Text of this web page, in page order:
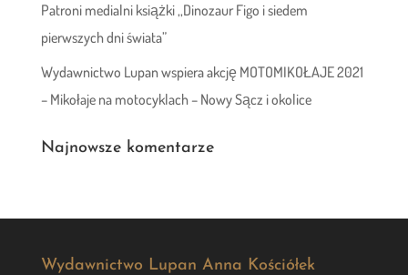
Patroni medialni książki ,,Dinozaur Figo i siedem
pierwszych dni świata”
Wydawnictwo Lupan wspiera akcję MOTOMIKOŁAJE 2021
– Mikołaje na motocyklach – Nowy Sącz i okolice
Najnowsze komentarze
Wydawnictwo Lupan Anna Kościółek